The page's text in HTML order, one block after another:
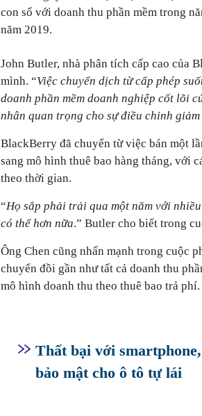
con số với doanh thu phần mềm trong
năm 2019.
John Butler, nhà phân tích cấp cao của
mình. “Việc chuyển dịch từ cấp phép
doanh phần mềm doanh nghiệp cốt lõi
nhân quan trọng cho sự điều chỉnh
BlackBerry đã chuyển từ việc bán một
sang mô hình thuê bao hàng tháng, với
theo thời gian.
“Họ sắp phải trải qua một năm với
có thể hơn nữa.” Butler cho biết trong
Ông Chen cũng nhấn mạnh trong cuộc
chuyển đồi gần như tất cả doanh thu
mô hình doanh thu theo thuê bao trả phí.
Thất bại với
bảo mật cho ô tô tự lái